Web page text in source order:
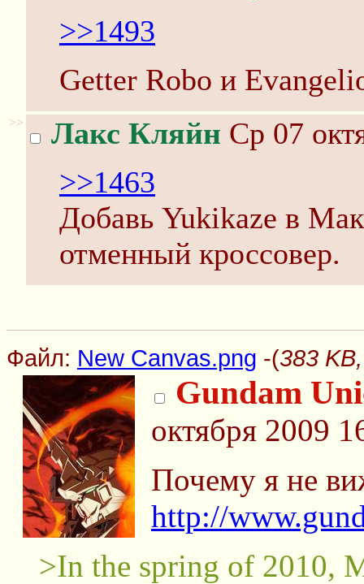
>>1493
Getter Robo и
>> Лакс Кляйн Ср 07
>>1463
Добавь Yukikaze в
отменный кроссовер.
Файл: New Canvas.png -(383
Gundam
октября 2009
Почему я не
http://
>In the spring of 2010,